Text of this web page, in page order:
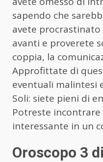
sapendo che
avete
avanti e proverete
coppia, la
Approfittate di
eventuali malintesi
Soli: siete pieni di
Potreste
interessante in un
Oroscopo 3